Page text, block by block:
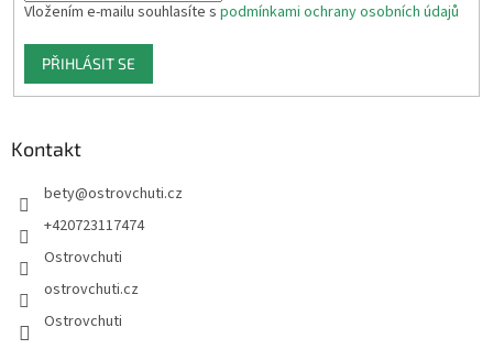
Vložením e-mailu souhlasíte s podmínkami ochrany osobních údajů
PŘIHLÁSIT SE
Kontakt
bety@ostrovchuti.cz
+420723117474
Ostrovchuti
ostrovchuti.cz
Ostrovchuti